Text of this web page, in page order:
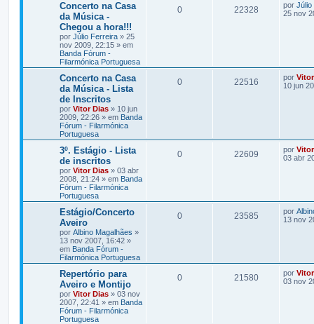
Concerto na Casa
da Música -
Chegou a hora!!!
por Júlio Ferreira » 25
nov 2009, 22:15 » em
Banda Fórum -
Filarmónica Portuguesa
0 22328 por Júlio
25 nov
Concerto na Casa
da Música - Lista
de Inscritos
por Vitor Dias » 10 jun
2009, 22:26 » em Banda
Fórum - Filarmónica
Portuguesa
0 22516 por
10 jun
3º. Estágio - Lista
de inscritos
por Vitor Dias » 03 abr
2008, 21:24 » em Banda
Fórum - Filarmónica
Portuguesa
0 22609 por
03 abr
Estágio/Concerto
Aveiro
por Albino Magalhães »
13 nov 2007, 16:42 »
em Banda Fórum -
Filarmónica Portuguesa
0 23585 por
13 nov
Repertório para
Aveiro e Montijo
por Vitor Dias » 03 nov
2007, 22:41 » em Banda
Fórum - Filarmónica
Portuguesa
0 21580 por
03 nov